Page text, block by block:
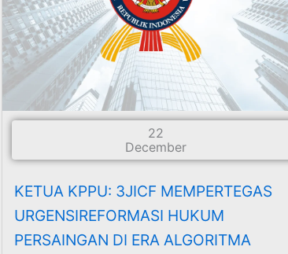
22
December
KETUA KPPU: 3JICF MEMPERTEGAS
URGENSIREFORMASI HUKUM
PERSAINGAN DI ERA ALGORITMA